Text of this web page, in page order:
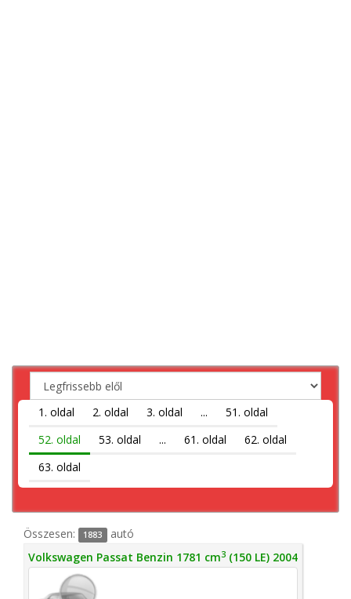
1. oldal 2. oldal 3. oldal ...
51. oldal
52. oldal
53. oldal ... 61. oldal
62. oldal
63. oldal
Összesen: 1883 autó
Volkswagen Passat Benzin 1781 cm3 (150 LE) 2004